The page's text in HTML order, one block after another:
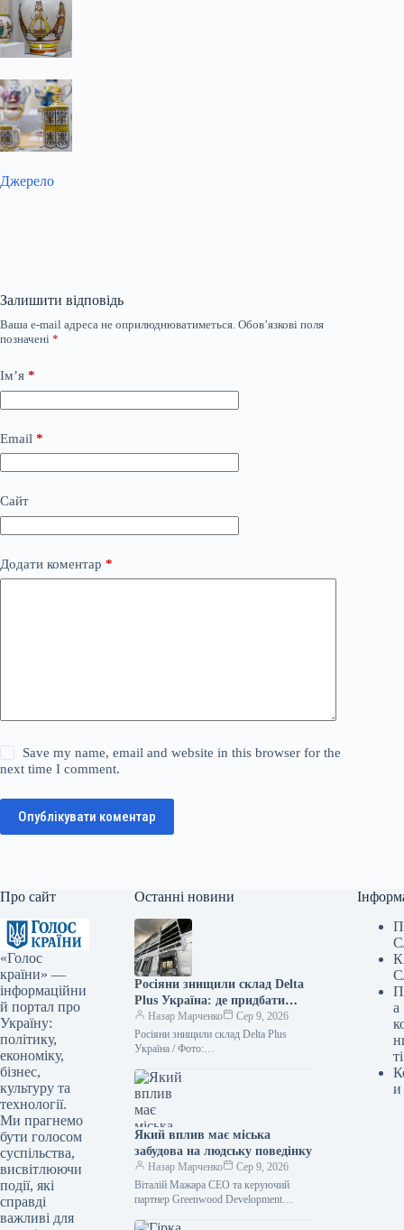
Джерело
Залишити відповідь
Ваша e-mail адреса не оприлюднюватиметься. Обов’язкові поля
позначені *
Ім’я *
Email *
Сайт
Додати коментар *
Save my name, email and website in this browser for the
next time I comment.
Опублікувати коментар
Про сайт
«Голос
країни» —
інформаційни
й портал про
Україну:
політику,
економіку,
бізнес,
культуру та
технології.
Ми прагнемо
бути голосом
суспільства,
висвітлюючи
події, які
справді
важливі для
Останні новини
Росіяни знищили склад Delta
Plus Україна: де придбати
товари — ФОТО
Назар Марченко
Сер 9, 2026
Росіяни знищили склад Delta Plus
Україна / Фото:
Унаслідок обстрілу з боку Росії 5
серпня повністю зруйновано офіс та…
Який вплив має міська
забудова на людську поведінку
Назар Марченко
Сер 9, 2026
Віталій Мажара CEO та керуючий
партнер Greenwood Development
а
ті
и